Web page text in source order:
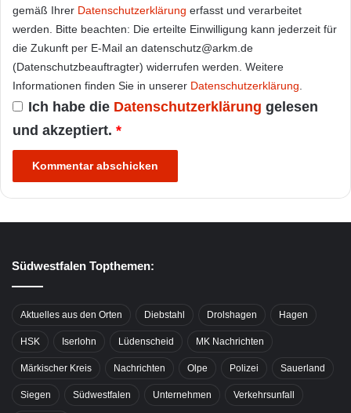
gemäß Ihrer Datenschutzerklärung erfasst und verarbeitet
werden. Bitte beachten: Die erteilte Einwilligung kann jederzeit für
die Zukunft per E-Mail an datenschutz@arkm.de
(Datenschutzbeauftragter) widerrufen werden. Weitere
Informationen finden Sie in unserer Datenschutzerklärung.
Ich habe die Datenschutzerklärung gelesen
und akzeptiert. *
Südwestfalen Topthemen:
Aktuelles aus den Orten Diebstahl Drolshagen Hagen
HSK Iserlohn Lüdenscheid MK Nachrichten
Märkischer Kreis Nachrichten Olpe Polizei Sauerland
Siegen Südwestfalen Unternehmen Verkehrsunfall